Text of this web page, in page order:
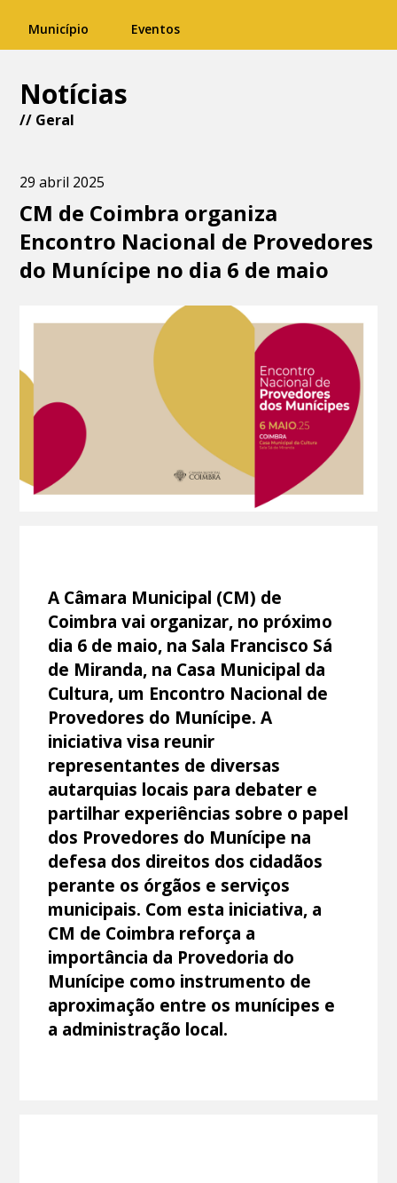
Município Eventos
Notícias
// Geral
29 abril 2025
CM de Coimbra organiza
Encontro Nacional de Provedores
do Munícipe no dia 6 de maio
A Câmara Municipal (CM) de
Coimbra vai organizar, no próximo
dia 6 de maio, na Sala Francisco Sá
de Miranda, na Casa Municipal da
Cultura, um Encontro Nacional de
Provedores do Munícipe. A
iniciativa visa reunir
representantes de diversas
autarquias locais para debater e
partilhar experiências sobre o papel
dos Provedores do Munícipe na
defesa dos direitos dos cidadãos
perante os órgãos e serviços
municipais. Com esta iniciativa, a
CM de Coimbra reforça a
importância da Provedoria do
Munícipe como instrumento de
aproximação entre os munícipes e
a administração local.